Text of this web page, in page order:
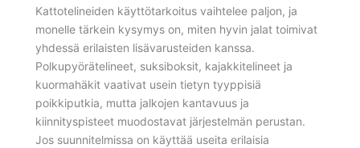
Kattotelineiden käyttötarkoitus vaihtelee paljon, ja
monelle tärkein kysymys on, miten hyvin jalat toimivat
yhdessä erilaisten lisävarusteiden kanssa.
Polkupyörätelineet, suksiboksit, kajakkitelineet ja
kuormahäkit vaativat usein tietyn tyyppisiä
poikkiputkia, mutta jalkojen kantavuus ja
kiinnityspisteet muodostavat järjestelmän perustan.
Jos suunnitelmissa on käyttää useita erilaisia